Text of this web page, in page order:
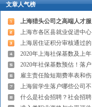
文章人气榜
上海猎头公司之高端人才服
上海市各区县就业促进中心
上海居住证积分审核通过的
2020年上海社保基数及上年
2020年社保基数预估！落户
雇主责任险短期费率表和伤
上海留学生落户哪些公司不
什么是社会招聘？社会招聘